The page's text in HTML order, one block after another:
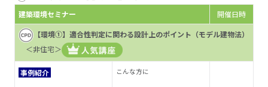
建築環境セミナー
開催日時
【環境①】適合性判定に関わる設計上のポイント（モデル建物法）
＜非住宅＞
事例紹介 こんな方に